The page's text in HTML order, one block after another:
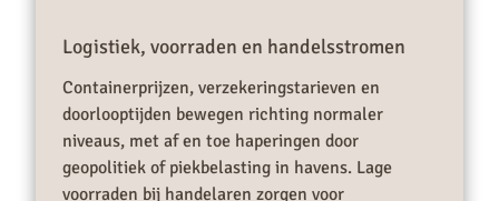
Logistiek, voorraden en handelsstromen
Containerprijzen, verzekeringstarieven en
doorlooptijden bewegen richting normaler
niveaus, met af en toe haperingen door
geopolitiek of piekbelasting in havens. Lage
voorraden bij handelaren zorgen voor